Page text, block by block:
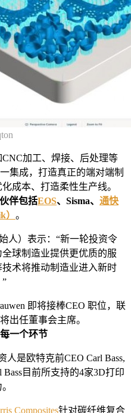
加工、焊接、后处理等
集成，打造真正的端对端制
成本、打造柔性生产线。
伴包括EOS、Sisma、 通快
。
人）表示：“新一轮投资令
球制造业提供更优质的服
术将推动制造业进入新时
即将接棒CEO 职位，联
出任董事会主席。
一个环节
是欧特克前CEO Carl Bass,
目前所支持的4家3D打印
Composites针对碳纤维复合